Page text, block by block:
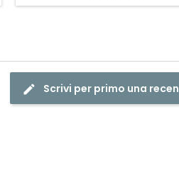
Scrivi per primo una